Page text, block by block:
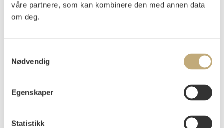
våre partnere, som kan kombinere den med annen data
om deg.
Nødvendig
Egenskaper
Statistikk
PROVENIENS
Kunstnerens familie.
Auksjonert